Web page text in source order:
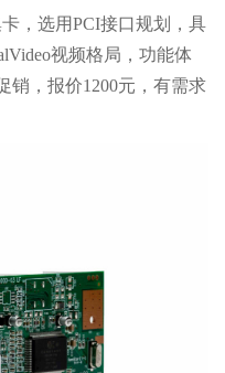
，选用PCI接口规划，具
视频格局，功能体
销，报价1200元，有需求